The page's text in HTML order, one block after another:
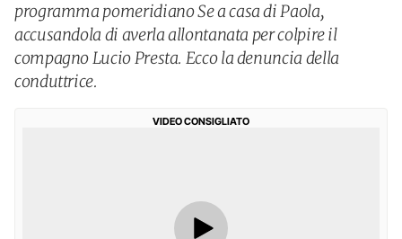
programma pomeridiano Se a casa di Paola,
accusandola di averla allontanata per colpire il
compagno Lucio Presta. Ecco la denuncia della
conduttrice.
VIDEO CONSIGLIATO